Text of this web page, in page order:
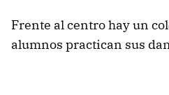
Frente al centro hay un
alumnos practican sus